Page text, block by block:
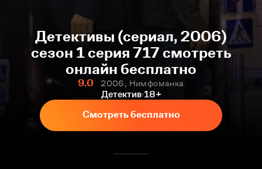
Детективы (сериал, 2006)
сезон 1 серия 717 смотреть
онлайн бесплатно
9.0
2006, Нимфоманка
Детектив 18+
Смотреть бесплатно